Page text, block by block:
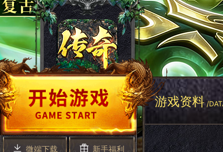
微端下载 新手福利
游戏资料/